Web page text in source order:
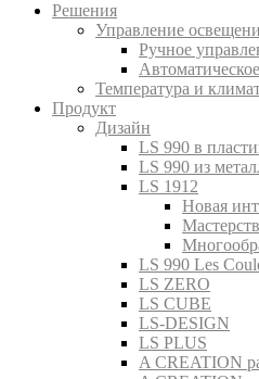
Решения
Управление
Ручное
Температура и
Продукт
Дизайн
LS 990 в
LS 990 из
LS 1912
Новая
LS 990 Les
LS ZERO
LS CUBE
LS-DESIGN
LS PLUS
A CREATION